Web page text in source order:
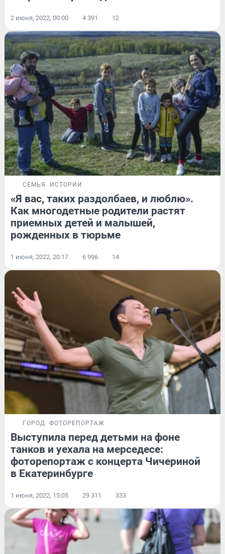
2 июня, 2022, 00:00 4 391 12
СЕМЬЯ ИСТОРИИ
«Я вас, таких раздолбаев, и люблю».
Как многодетные родители растят
приемных детей и малышей,
рожденных в тюрьме
1 июня, 2022, 20:17 6 996 14
ГОРОД ФОТОРЕПОРТАЖ
Выступила перед детьми на фоне
танков и уехала на мерседесе:
фоторепортаж с концерта Чичериной
в Екатеринбурге
1 июня, 2022, 15:05 29 311 333